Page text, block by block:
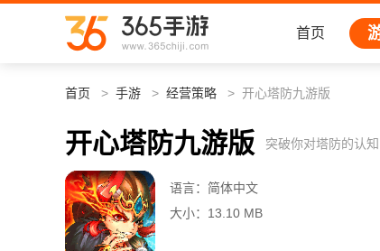
首页
首页 手游 经营策略 开心塔防九游版
开心塔防九游版 突破你对塔防的认
语言： 简体中文
大小： 13.10 MB